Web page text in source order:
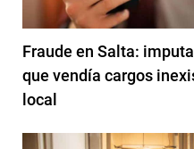
Fraude en Salta:
que vendía cargos
local